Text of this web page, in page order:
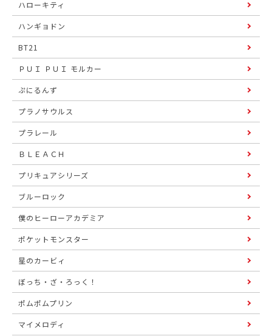
ハローキティ
ハンギョドン
BT21
ＰＵＩ ＰＵＩ モルカー
ぷにるんず
プラノサウルス
プラレール
ＢＬＥＡＣＨ
プリキュアシリーズ
ブルーロック
僕のヒーローアカデミア
ポケットモンスター
星のカービィ
ぼっち・ざ・ろっく！
ポムポムプリン
マイメロディ